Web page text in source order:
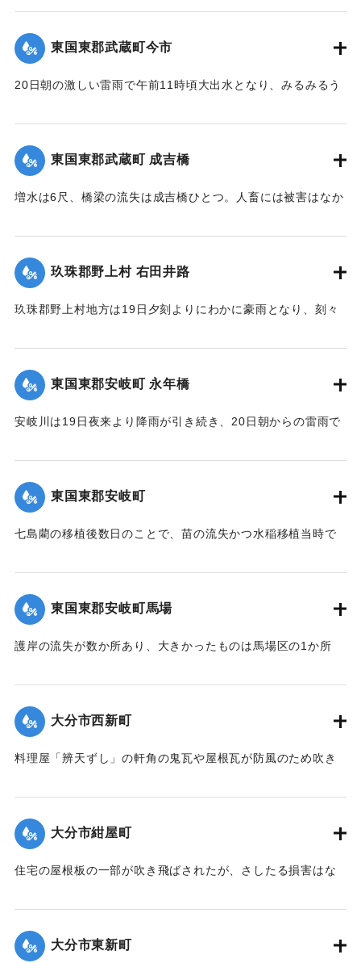
で崩壊土砂岩石200坪に達し、これを除けば同時に崩壊してく
る部分が150坪ほどあり、差し当たり大量の土砂、岩石は直美
駅構内、および簾山隧道側に建築用列車を使用して捨ててい
日午前中には多分し復旧できる見込みである。なお列車は依
手は「直見駅の付近は一帯に土質が粗悪で過般崩壊したのも
直見駅をわずかに距った神ノ原間でした、営業線で300坪も崩
壊したことなどはあまり他に例がないことです」と語ってい
【出典：大分新聞 大正12年6月26日朝刊4面】
｜固有コード:00275092
【出典：大分新聞 大正12年6月24日朝刊8面】
｜固有コード:00275084
なかったが、同日午後3時頃から減水したので村民は愁眉を開
いた。
【出典：大分新聞 大正12年6月24日朝刊8面】
東国東郡武蔵町今市
20日朝の激しい雷雨で午前11時頃大出水となり、みるみるう
すもの、田植えから帰って自宅が浸水しているのを初めて知
るものがいたり、道路、田畑、農作物の被害は著しく、こと
に今市区は被害が一層著しく、道路はさながら川のようで、
つとめ人心恟々たるものがあったが、午後4時に至り、漸次減
【出典：大分新聞 大正12年6月24日朝刊8面】
｜固有コード:00275086
東国東郡武蔵町 成吉橋
増水は6尺、橋梁の流失は成吉橋ひとつ。人畜には被害はなか
｜固有コード:
玖珠郡野上村 右田井路
玖珠郡野上村地方は19日夕刻よりにわかに豪雨となり、刻々
れ、中村方面へ全部流出し、浸水家屋は100戸あった。一昨年
の大洪水を思い、人心恟々たる有様だった。なお、人畜に死
傷はなかった。
【出典：大分新聞 大正12年6月24日朝刊8面】
東国東郡安岐町 永年橋
安岐川は19日夜来より降雨が引き続き、20日朝からの雷雨で
ったため、消防組青年会員は総出となり浸水家屋およびに
港、橋に流木が流れかかるのを必死になり防御したため、港
や橋は無事だったが、永年橋はついに流失した。
【出典：大分新聞 大正12年6月24日朝刊8面】
東国東郡安岐町
七島藺の移植後数日のことで、苗の流失かつ水稲移植当時で
害はなかった。＜浸水家屋 70余戸、浸水田畑 120町歩、流失
田 2町歩＞安岐町内では県費支弁の復旧工事は約2万円くらい
の見込み。
【出典：大分新聞 大正12年6月24日朝刊8面】
東国東郡安岐町馬場
護岸の流失が数か所あり、大きかったものは馬場区の1か所
｜固有コード:
大分市西新町
料理屋「辨天ずし」の軒角の鬼瓦や屋根瓦が防風のため吹き
｜固有コード:
大分市紺屋町
住宅の屋根板の一部が吹き飛ばされたが、さしたる損害はな
｜固有コード:
大分市東新町